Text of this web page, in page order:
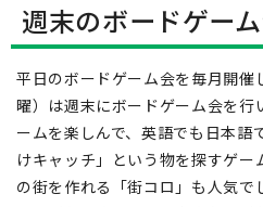
週末のボードゲー
平日のボードゲーム会を毎月開催
曜）は週末にボードゲーム会を行
ームを楽しんで、英語でも日本語
けキャッチ」という物を探すゲ
の街を作れる「街コロ」も人気